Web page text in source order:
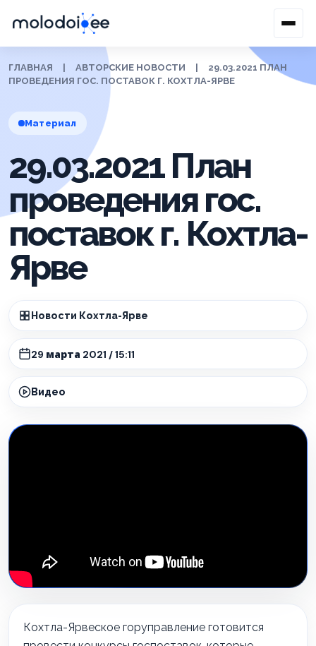
ГЛАВНАЯ АВТОРСКИЕ НОВОСТИ
29.03.2021 ПЛАН
ПРОВЕДЕНИЯ ГОС. ПОСТАВОК Г. КОХТЛА-ЯРВЕ
Материал
29.03.2021 План
проведения гос.
поставок г. Кохтла-
Ярве
Новости Кохтла-Ярве
29 марта 2021 / 15:11
Видео
Кохтла-Ярвеское горуправление готовится